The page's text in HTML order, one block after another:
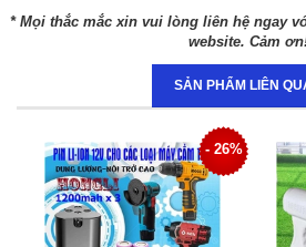
* Mọi thắc mắc xin vui lòng liên hệ ngay
website. Cảm
SẢN PHẨM LIÊN
- 26%